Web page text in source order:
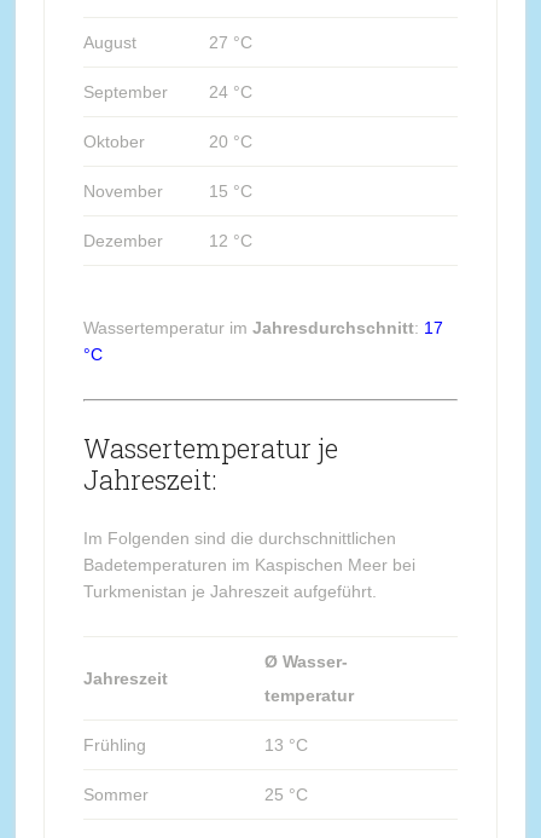
August 27 °C
September 24 °C
Oktober 20 °C
November 15 °C
Dezember 12 °C
Wassertemperatur im Jahresdurchschnitt: 17
°C
Wassertemperatur je
Jahreszeit:
Im Folgenden sind die durchschnittlichen
Badetemperaturen im Kaspischen Meer bei
Turkmenistan je Jahreszeit aufgeführt.
Jahreszeit
Ø Wasser-
temperatur
Frühling 13 °C
Sommer 25 °C